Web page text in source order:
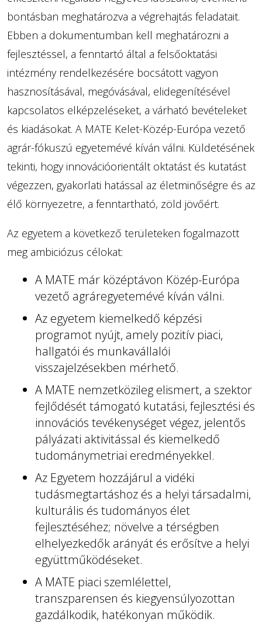
bontásban meghatározva a végrehajtás feladatait.
Ebben a dokumentumban kell meghatározni a
fejlesztéssel, a fenntartó által a felsőoktatási
intézmény rendelkezésére bocsátott vagyon
hasznosításával, megóvásával, elidegenítésével
kapcsolatos elképzeléseket, a várható bevételeket
és kiadásokat. A MATE Kelet-Közép-Európa vezető
agrár-fókuszú egyetemévé kíván válni. Küldetésének
tekinti, hogy innovációorientált oktatást és kutatást
végezzen, gyakorlati hatással az életminőségre és az
élő környezetre, a fenntartható, zöld jövőért.
Az egyetem a következő területeken fogalmazott
meg ambiciózus célokat:
A MATE már középtávon Közép-Európa
vezető agráregyetemévé kíván válni.
Az egyetem kiemelkedő képzési
programot nyújt, amely pozitív piaci,
hallgatói és munkavállalói
visszajelzésekben mérhető.
A MATE nemzetközileg elismert, a szektor
fejlődését támogató kutatási, fejlesztési és
innovációs tevékenységet végez, jelentős
pályázati aktivitással és kiemelkedő
tudománymetriai eredményekkel.
Az Egyetem hozzájárul a vidéki
tudásmegtartáshoz és a helyi társadalmi,
kulturális és tudományos élet
fejlesztéséhez; növelve a térségben
elhelyezkedők arányát és erősítve a helyi
együttműködéseket.
A MATE piaci szemlélettel,
transzparensen és kiegyensúlyozottan
gazdálkodik, hatékonyan működik.